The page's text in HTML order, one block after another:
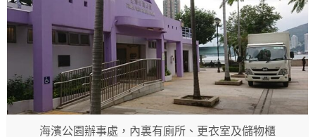
海濱公園辦事處，內裏有廁所、更衣室及儲物櫃